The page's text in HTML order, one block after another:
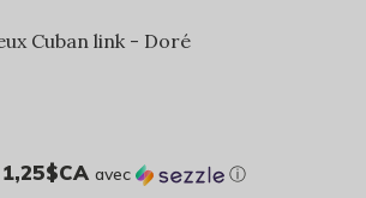
Cuban link - Doré
1,25$CA avec ⓘ